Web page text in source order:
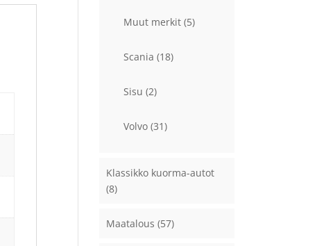
Muut merkit (5)
Scania (18)
Sisu (2)
Volvo (31)
Klassikko kuorma-autot
(8)
Maatalous (57)